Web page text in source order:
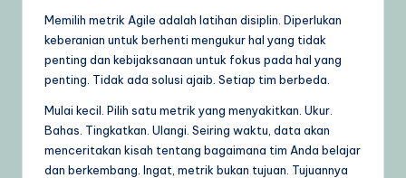
Memilih metrik Agile adalah latihan disiplin. Diperlukan
keberanian untuk berhenti mengukur hal yang tidak
penting dan kebijaksanaan untuk fokus pada hal yang
penting. Tidak ada solusi ajaib. Setiap tim berbeda.
Mulai kecil. Pilih satu metrik yang menyakitkan. Ukur.
Bahas. Tingkatkan. Ulangi. Seiring waktu, data akan
menceritakan kisah tentang bagaimana tim Anda belajar
dan berkembang. Ingat, metrik bukan tujuan. Tujuannya